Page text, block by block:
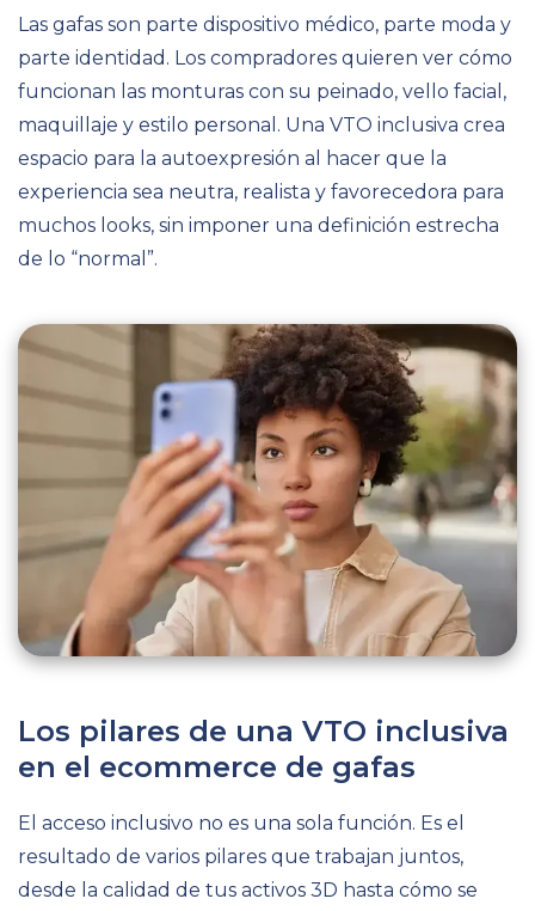
Las gafas son parte dispositivo médico, parte moda y
parte identidad. Los compradores quieren ver cómo
funcionan las monturas con su peinado, vello facial,
maquillaje y estilo personal. Una VTO inclusiva crea
espacio para la autoexpresión al hacer que la
experiencia sea neutra, realista y favorecedora para
muchos looks, sin imponer una definición estrecha
de lo “normal”.
Los pilares de una VTO inclusiva
en el ecommerce de gafas
El acceso inclusivo no es una sola función. Es el
resultado de varios pilares que trabajan juntos,
desde la calidad de tus activos 3D hasta cómo se